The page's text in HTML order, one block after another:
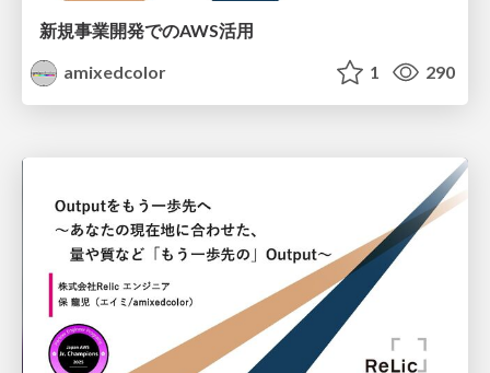
新規事業開発でのAWS活用
amixedcolor
1 290